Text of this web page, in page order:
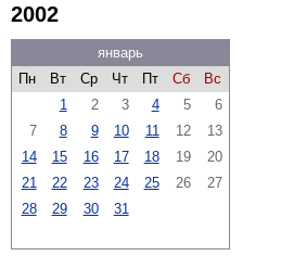
2002
январь
Пн
Вт Ср Чт Пт Сб
Вс
1
2 3 4 5
6
7
8 9 10 11 12
13
14
15 16 17 18 19
20
21
22 23 24 25 26
27
28
29 30 31